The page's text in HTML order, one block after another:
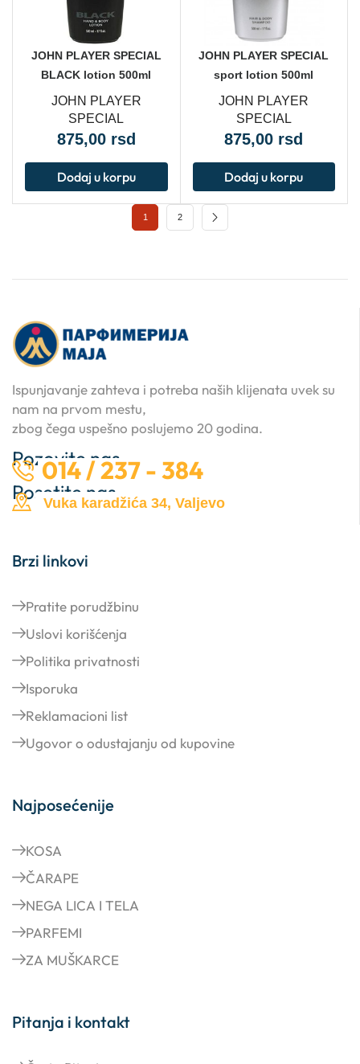
JOHN PLAYER SPECIAL
BLACK lotion 500ml
JOHN PLAYER
SPECIAL
875,00 rsd
Dodaj u korpu
JOHN PLAYER SPECIAL
sport lotion 500ml
JOHN PLAYER
SPECIAL
875,00 rsd
Dodaj u korpu
1 2
Ispunjavanje zahteva i potreba naših klijenata uvek su
nam na prvom mestu,
zbog čega uspešno poslujemo 20 godina.
Pozovite nas …
014 / 237 - 384
Posetite nas …
Vuka karadžića 34, Valjevo
Brzi linkovi
Pratite porudžbinu
Uslovi korišćenja
Politika privatnosti
Isporuka
Reklamacioni list
Ugovor o odustajanju od kupovine
Najposećenije
KOSA
ČARAPE
NEGA LICA I TELA
PARFEMI
ZA MUŠKARCE
Pitanja i kontakt